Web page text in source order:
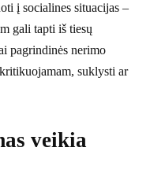
į socialines situacijas –
gali tapti iš tiesų
pagrindinės nerimo
suklysti ar
veikia